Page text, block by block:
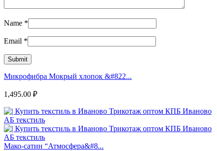
Name *
Email *
Микрофибра Мокрый хлопок &#822...
1,495.00 ₽
Мако-сатин “Атмосфера&#8...